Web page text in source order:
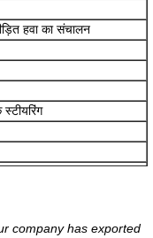
हवा का संचालन
company has exported